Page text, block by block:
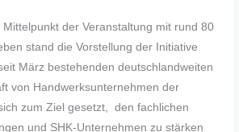
der Veranstaltung mit rund 80
stand die Vorstellung der Initiative
März bestehenden deutschlandweiten
von Handwerksunternehmen der
zum Ziel gesetzt, den fachlichen
und SHK-Unternehmen zu stärken